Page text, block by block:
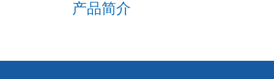
产品简介